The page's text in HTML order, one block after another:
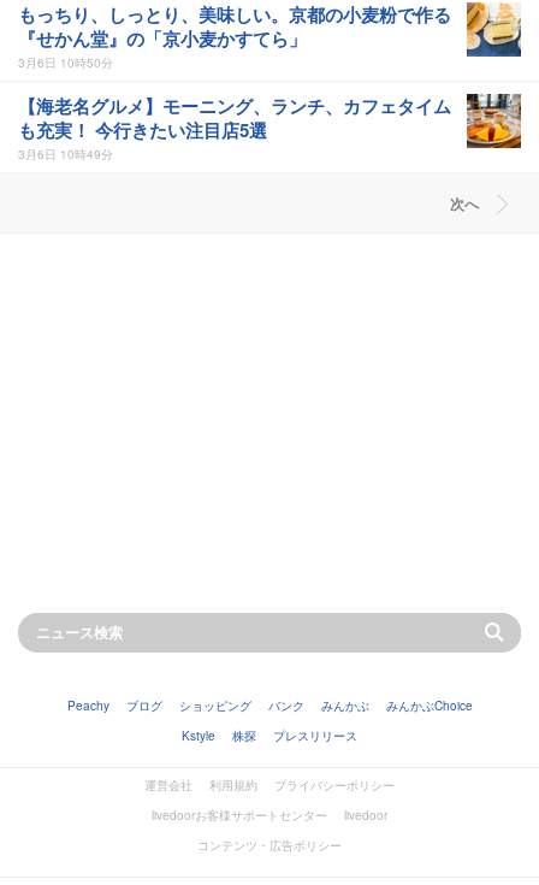
もっちり、しっとり、美味しい。京都の小麦粉で作る
『せかん堂』の「京小麦かすてら」
3月6日 10時50分
【海老名グルメ】モーニング、ランチ、カフェタイム
も充実！ 今行きたい注目店5選
3月6日 10時49分
次へ
Peachy ブログ ショッピング バンク みんかぶ
みんかぶChoice
Kstyle
株探 プレスリリース
運営会社 利用規約
プライバシーポリシー
livedoorお客様サポートセンター
livedoor
コンテンツ・広告ポリシー